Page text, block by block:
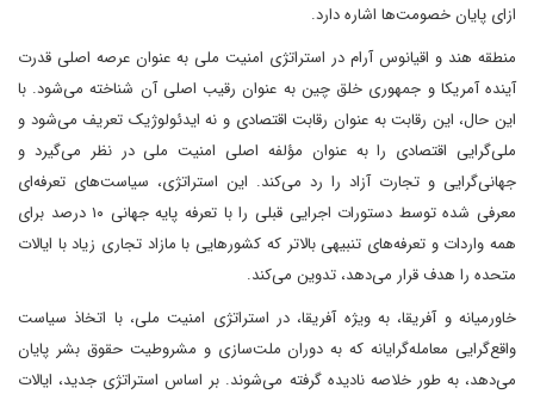
ازای پایان خصومت‌ها اشاره دارد.
منطقه هند و اقیانوس آرام در استراتژی امنیت ملی به عنوان عرصه اصلی قدرت
آینده آمریکا و جمهوری خلق چین به عنوان رقیب اصلی آن شناخته می‌شود. با
این حال، این رقابت به عنوان رقابت اقتصادی و نه ایدئولوژیک تعریف می‌شود و
ملی‌گرایی اقتصادی را به عنوان مؤلفه اصلی امنیت ملی در نظر می‌گیرد و
جهانی‌گرایی و تجارت آزاد را رد می‌کند. این استراتژی، سیاست‌های تعرفه‌ای
معرفی شده توسط دستورات اجرایی قبلی را با تعرفه پایه جهانی ۱۰ درصد برای
همه واردات و تعرفه‌های تنبیهی بالاتر که کشورهایی با مازاد تجاری زیاد با ایالات
متحده را هدف قرار می‌دهد، تدوین می‌کند.
خاورمیانه و آفریقا، به ویژه آفریقا، در استراتژی امنیت ملی، با اتخاذ سیاست
واقع‌گرایی معامله‌گرایانه که به دوران ملت‌سازی و مشروطیت حقوق بشر پایان
می‌دهد، به طور خلاصه نادیده گرفته می‌شوند. بر اساس استراتژی جدید، ایالات